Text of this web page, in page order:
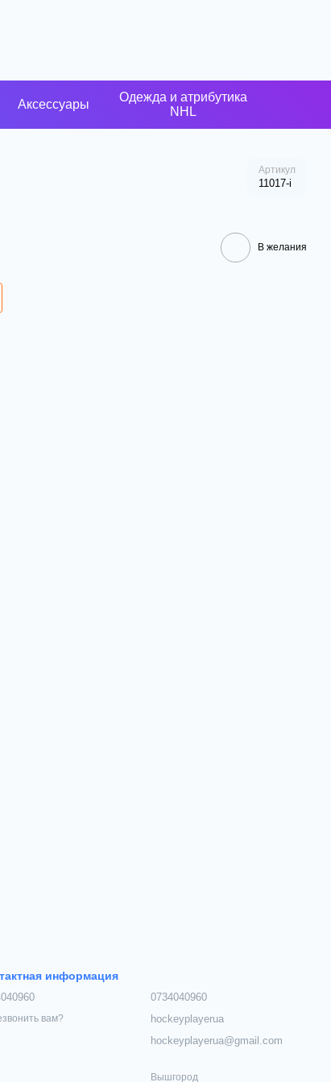
Аксессуары
Одежда и атрибутика
NHL
Артикул
11017-і
В желания
информация
вам?
0734040960
hockeyplayerua
hockeyplayerua@gmail.com
Вышгород